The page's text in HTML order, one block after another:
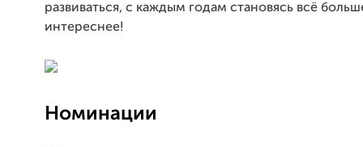
развиваться, с каждым годам становясь всё
интереснее!
Номинации